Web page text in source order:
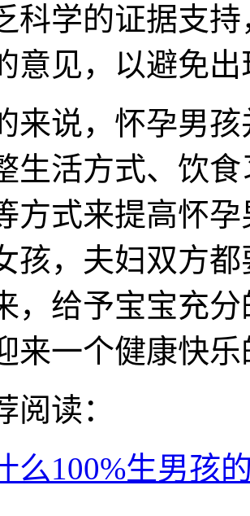
科学的证据支
意见，以避免
说，怀孕男孩
生活方式、饮
方式来提高怀
孩，夫妇双方
，给予宝宝充
来一个健康快
读：
么100%生男孩